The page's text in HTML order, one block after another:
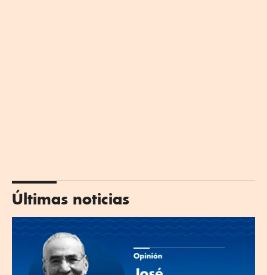
Últimas noticias